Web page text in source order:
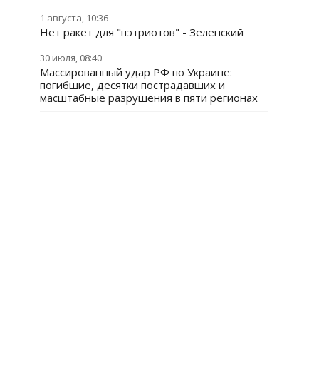
1 августа, 10:36
Нет ракет для "пэтриотов" - Зеленский
30 июля, 08:40
Массированный удар РФ по Украине:
погибшие, десятки пострадавших и
масштабные разрушения в пяти регионах